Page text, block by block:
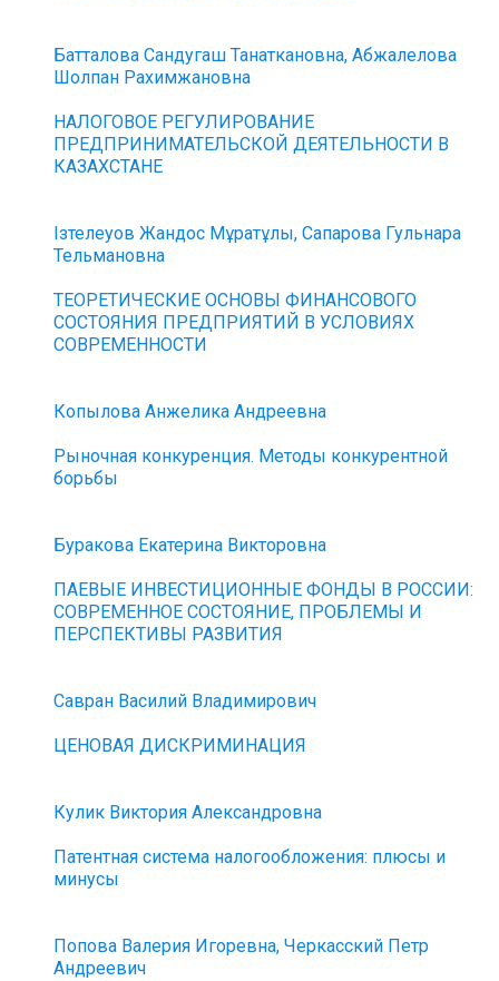
Батталова Сандугаш Танаткановна, Абжалелова
Шолпан Рахимжановна
НАЛОГОВОЕ РЕГУЛИРОВАНИЕ
ПРЕДПРИНИМАТЕЛЬСКОЙ ДЕЯТЕЛЬНОСТИ В
КАЗАХСТАНЕ
Ізтелеуов Жандос Мұратұлы, Сапарова Гульнара
Тельмановна
ТЕОРЕТИЧЕСКИЕ ОСНОВЫ ФИНАНСОВОГО
СОСТОЯНИЯ ПРЕДПРИЯТИЙ В УСЛОВИЯХ
СОВРЕМЕННОСТИ
Копылова Анжелика Андреевна
Рыночная конкуренция. Методы конкурентной
борьбы
Буракова Екатерина Викторовна
ПАЕВЫЕ ИНВЕСТИЦИОННЫЕ ФОНДЫ В РОССИИ:
СОВРЕМЕННОЕ СОСТОЯНИЕ, ПРОБЛЕМЫ И
ПЕРСПЕКТИВЫ РАЗВИТИЯ
Савран Василий Владимирович
ЦЕНОВАЯ ДИСКРИМИНАЦИЯ
Кулик Виктория Александровна
Патентная система налогообложения: плюсы и
минусы
Попова Валерия Игоревна, Черкасский Петр
Андреевич